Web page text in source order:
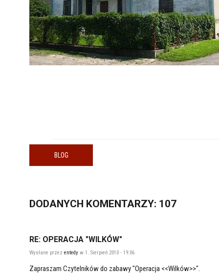
BLOG
DODANYCH KOMENTARZY: 107
RE: OPERACJA "WILKÓW"
Wysłane przez entedy w 1. Sierpień 2010 - 19:06
Zapraszam Czytelników do zabawy "Operacja <<Wilków>>".